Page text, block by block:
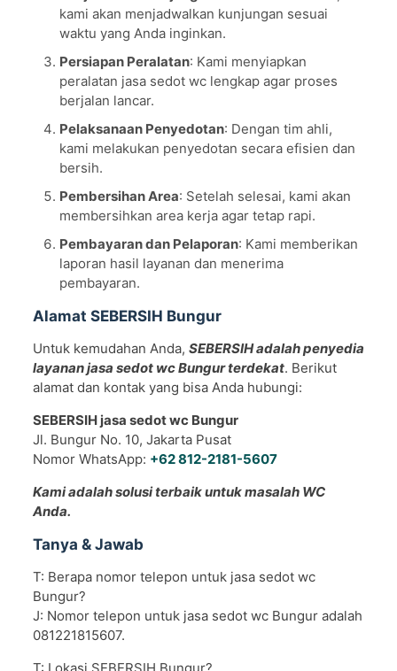
kami akan menjadwalkan kunjungan sesuai
waktu yang Anda inginkan.
Persiapan Peralatan: Kami menyiapkan
peralatan jasa sedot wc lengkap agar proses
berjalan lancar.
Pelaksanaan Penyedotan: Dengan tim ahli,
kami melakukan penyedotan secara efisien dan
bersih.
Pembersihan Area: Setelah selesai, kami akan
membersihkan area kerja agar tetap rapi.
Pembayaran dan Pelaporan: Kami memberikan
laporan hasil layanan dan menerima
pembayaran.
Alamat SEBERSIH Bungur
Untuk kemudahan Anda, SEBERSIH adalah penyedia
layanan jasa sedot wc Bungur terdekat. Berikut
alamat dan kontak yang bisa Anda hubungi:
SEBERSIH jasa sedot wc Bungur
Jl. Bungur No. 10, Jakarta Pusat
Nomor WhatsApp: +62 812-2181-5607
Kami adalah solusi terbaik untuk masalah WC
Anda.
Tanya & Jawab
T: Berapa nomor telepon untuk jasa sedot wc
Bungur?
J: Nomor telepon untuk jasa sedot wc Bungur adalah
081221815607.